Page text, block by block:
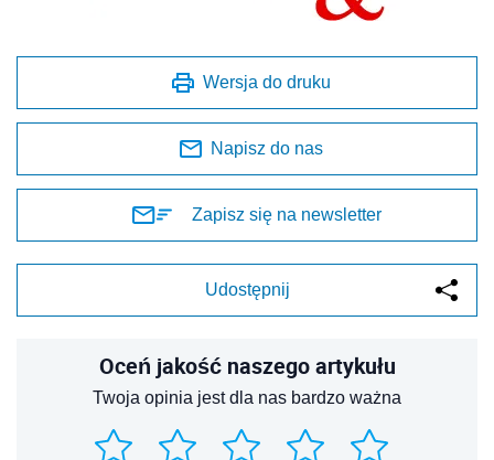
Wersja do druku
Napisz do nas
Zapisz się na newsletter
Udostępnij
Oceń jakość naszego artykułu
Twoja opinia jest dla nas bardzo ważna